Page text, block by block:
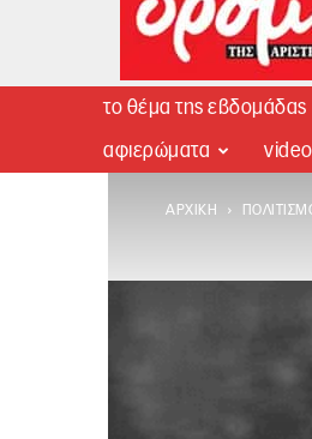
το θέμα της εβδομάδας
αφιερώματα video
ΑΡΧΙΚΉ